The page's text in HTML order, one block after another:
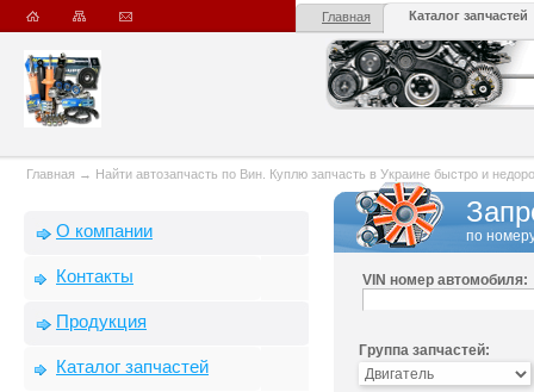
Главная Каталог запчастей
Главная → Найти автозапчасть по Вин. Куплю запчасть в Украине быстро и
О компании
Контакты
Продукция
Каталог запчастей
по
VIN номер автомобиля:
Группа запчастей: